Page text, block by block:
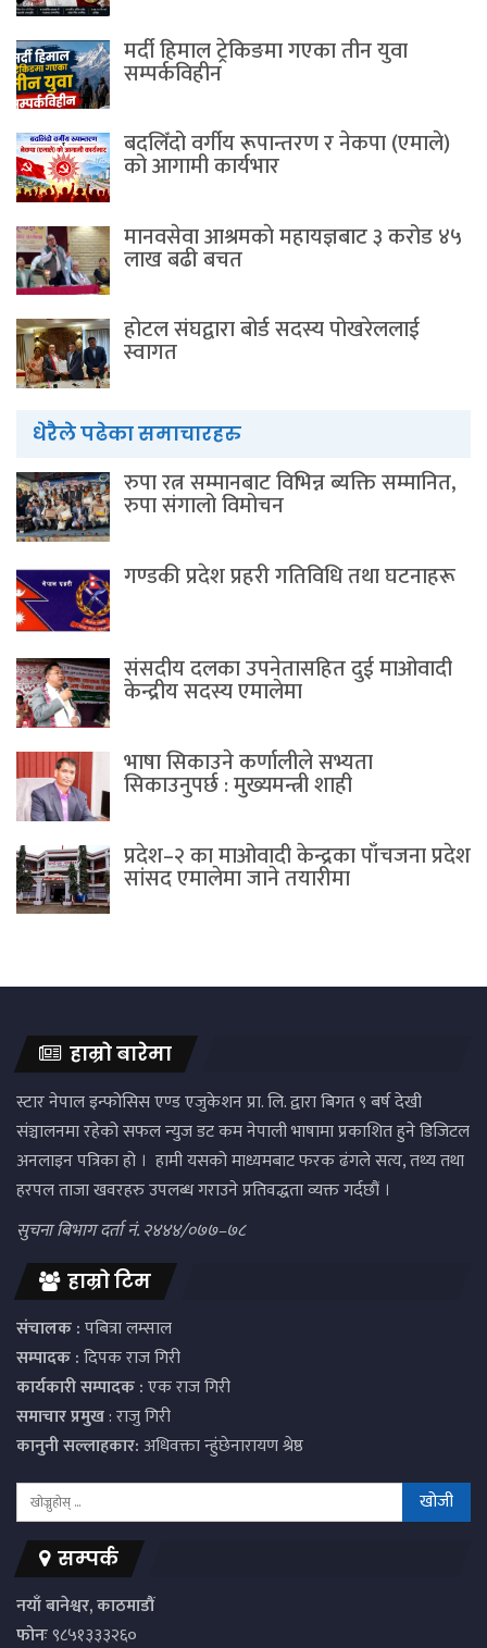
मर्दी हिमाल ट्रेकिङमा गएका तीन युवा
सम्पर्कविहीन
बदलिँदो वर्गीय रूपान्तरण र नेकपा (एमाले)
को आगामी कार्यभार
मानवसेवा आश्रमकाे‌ महायज्ञबाट ३ करोड ४५
लाख बढी बचत
होटल संघद्वारा बोर्ड सदस्य पोखरेललाई
स्वागत
धेरैले पढेका समाचारहरु
रुपा रत्न सम्मानबाट विभिन्न ब्यक्ति सम्मानित,
रुपा संगालो विमोचन
गण्डकी प्रदेश प्रहरी गतिविधि तथा घटनाहरू
संसदीय दलका उपनेतासहित दुई माओवादी
केन्द्रीय सदस्य एमालेमा
भाषा सिकाउने कर्णालीले सभ्यता
सिकाउनुपर्छ : मुख्यमन्त्री शाही
प्रदेश–२ का माओवादी केन्द्रका पाँचजना प्रदेश
सांसद एमालेमा जाने तयारीमा
हाम्रो बारेमा
स्टार नेपाल इन्फोसिस एण्ड एजुकेशन प्रा. लि. द्वारा बिगत ९ बर्ष देखी
संञ्चालनमा रहेको सफल न्युज डट कम नेपाली भाषामा प्रकाशित हुने डिजिटल
अनलाइन पत्रिका हो । हामी यसको माध्यमबाट फरक ढंगले सत्य, तथ्य तथा
हरपल ताजा खवरहरु उपलब्ध गराउने प्रतिवद्धता व्यक्त गर्दछौं ।
सुचना बिभाग दर्ता नं. २४४४/०७७–७८
हाम्रो टिम
संचालक :पबित्रा लम्साल
सम्पादक :दिपक राज गिरी
कार्यकारी सम्पादक :एक राज गिरी
समाचार प्रमुख: राजु गिरी
कानुनी सल्लाहकार:अधिवक्ता न्हुंछेनारायण श्रेष्ठ
सम्पर्क
नयाँ बानेश्वर, काठमाडौं
फोनः९८५१३३३२६०